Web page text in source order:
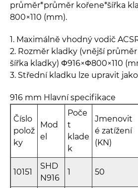
průměr*průměr kořene*šířka
800×110 (mm).
1. Maximálně vhodný vodič
2. Rozměr kladky (vnější
šířka kladky) Φ916×Φ800×110
3. Střední kladku lze upravit
916 mm Hlavní specifikace
Číslo
polož
ky
Mod
el
Poče
t
klade
k
Jmenovit
é zatížení
(KN)
10151
SHD
N916
1 50